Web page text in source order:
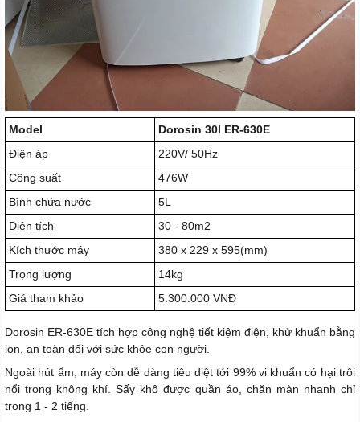
Model
Dorosin 30l ER-630E
Điện áp
220V/ 50Hz
Công suất
476W
Bình chứa nước
5L
Diện tích
30 - 80m2
Kích thước máy
380 x 229 x 595(mm)
Trọng lượng
14kg
Giá tham khảo
5.300.000 VNĐ
Dorosin ER-630E tích hợp công nghệ tiết kiệm điện, khử khuẩn bằng
ion, an toàn đối với sức khỏe con người.
Ngoài hút ẩm, máy còn dễ dàng tiêu diệt tới 99% vi khuẩn có hại trôi
nổi trong không khí. Sấy khô được quần áo, chăn màn nhanh chỉ
trong 1 - 2 tiếng.